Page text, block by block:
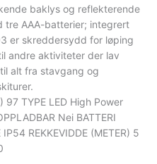
baklys og reflekterende
tre AAA-batterier; integrert
er skreddersydd for løping
andre aktiviteter der lav
alt fra stavgang og
97 TYPE LED High Power
Nei BATTERI
REKKEVIDDE (METER) 5